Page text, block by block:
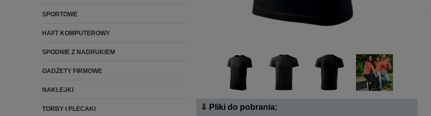
SPORTOWE
HAFT KOMPUTEROWY
SPODNIE Z NADRUKIEM
GADŻETY FIRMOWE
NAKLEJKI
TORBY I PLECAKI ⇩ Pliki do pobrania: